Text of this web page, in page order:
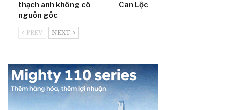
thạch anh không có
nguồn gốc
Can Lộc
PREV NEXT